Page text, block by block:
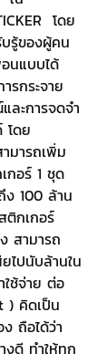
โดย
บรู้ของผู้คน
นแบบได้
รกระจาย
ะการจดจำ
โดย
มารถเพิ่ม
กอร์ 1 ชุด
ง 100 ล้าน
ติกเกอร์
สามารถ
ยไปนับล้านใน
ช้จ่าย ต่อ
) คิดเป็น
ถือได้ว่า
งดี ทำให้ทุก